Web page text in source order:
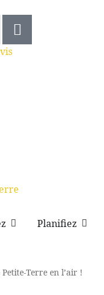
Planifiez
Terre en l’air !